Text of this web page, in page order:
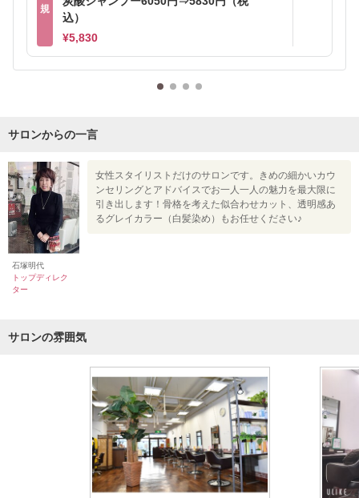
規
込）
¥5,830
サロンからの一言
石塚明代
トップディレク
ター
女性スタイリストだけのサロンです。きめの細かいカウ
ンセリングとアドバイスでお一人一人の魅力を最大限に
引き出します！骨格を考えた似合わせカット、透明感あ
るグレイカラー（白髪染め）もお任せください♪
サロンの雰囲気